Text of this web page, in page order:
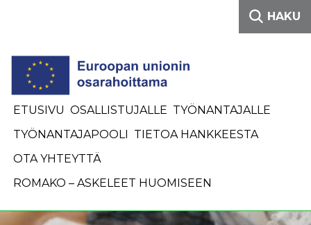
HAKU
ETUSIVU OSALLISTUJALLE TYÖNANTAJALLE
TYÖNANTAJAPOOLI TIETOA HANKKEESTA
OTA YHTEYTTÄ
ROMAKO – ASKELEET HUOMISEEN